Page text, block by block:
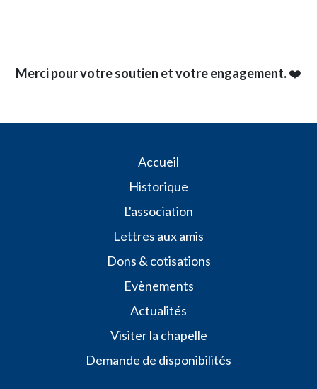
Merci pour votre soutien et votre engagement.❤️
​​​​Accueil
Historique
L'association
Lettres aux amis
Dons & cotisations
Evènements
Actualités
Visiter la chapelle
Demande de disponibilités